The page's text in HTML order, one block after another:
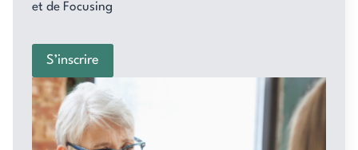
et de Focusing
S’inscrire